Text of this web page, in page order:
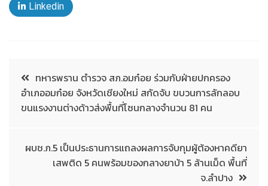
Linkedin
ทหารพราน ตำรวจ สภ.อมก๋อย ร่วมกับฝ่ายปกครอง
อำเภออมก๋อย จังหวัดเชียงใหม่ สกัดจับ ขบวนการลักลอบ
ขนแรงงานต่างด้าวส่งพื้นที่โซนกลางจำนวน 81 คน
ผบช.ภ.5 เป็นประธานการแถลงผลการจับกุมผู้ต้องหาคดียา
เสพติด 5 คนพร้อมของกลางยาบ้า 5 ล้านเม็ด พื้นที่
จ.ลำปาง